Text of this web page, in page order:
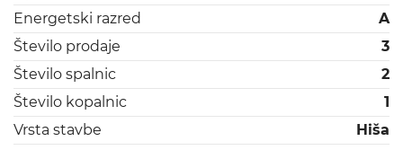
Energetski razred
A
Število prodaje
3
Število spalnic
2
Število kopalnic
1
Vrsta stavbe
Hiša